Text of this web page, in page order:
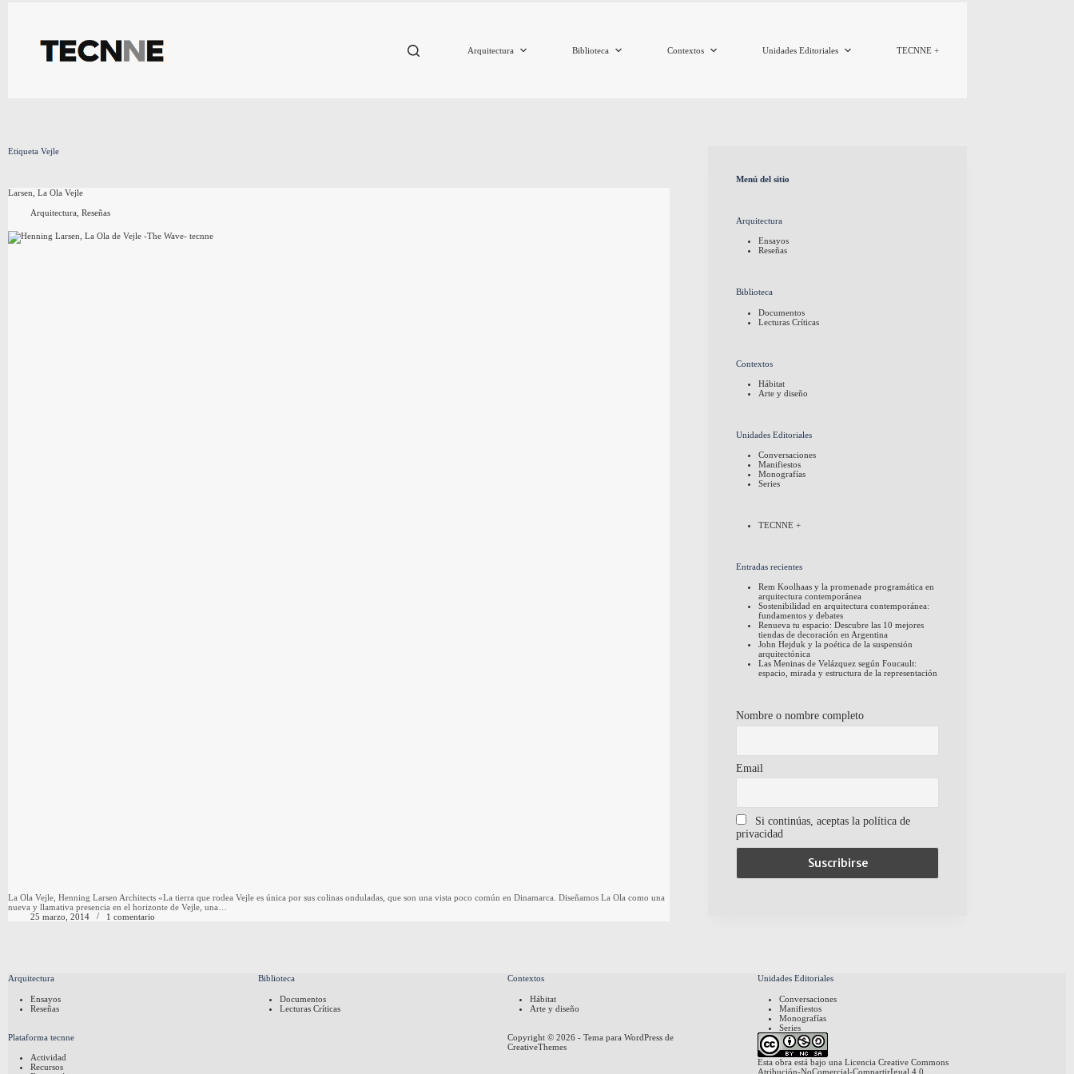
Arquitectura Biblioteca Contextos Unidades Editoriales TECNNE +
Etiqueta Vejle
Larsen, La Ola Vejle
Arquitectura, Reseñas
La Ola Vejle, Henning Larsen Architects «La tierra que rodea Vejle es única por sus colinas onduladas, que son una vista poco común en Dinamarca. Diseñamos La Ola como una
nueva y llamativa presencia en el horizonte de Vejle, una…
25 marzo, 2014
1 comentario
Menú del sitio
Arquitectura
Ensayos
Reseñas
Biblioteca
Documentos
Lecturas Críticas
Contextos
Hábitat
Arte y diseño
Unidades Editoriales
Conversaciones
Manifiestos
Monografías
Series
TECNNE +
Entradas recientes
Rem Koolhaas y la promenade programática en
arquitectura contemporánea
Sostenibilidad en arquitectura contemporánea:
fundamentos y debates
Renueva tu espacio: Descubre las 10 mejores
tiendas de decoración en Argentina
John Hejduk y la poética de la suspensión
arquitectónica
Las Meninas de Velázquez según Foucault:
espacio, mirada y estructura de la representación
Nombre o nombre completo
Email
Si continúas, aceptas la política de
privacidad
Arquitectura
Ensayos
Reseñas
Biblioteca
Documentos
Lecturas Críticas
Contextos
Hábitat
Arte y diseño
Unidades Editoriales
Conversaciones
Manifiestos
Monografías
Series
Plataforma tecnne
Actividad
Recursos
Copyright © 2026 - Tema para WordPress de
CreativeThemes
Esta obra está bajo una Licencia Creative Commons
Atribución-NoComercial-CompartirIgual 4.0